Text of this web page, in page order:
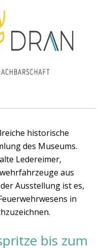
historische
des Museums.
Ledereimer,
aus
Ausstellung ist es,
in
bis zum